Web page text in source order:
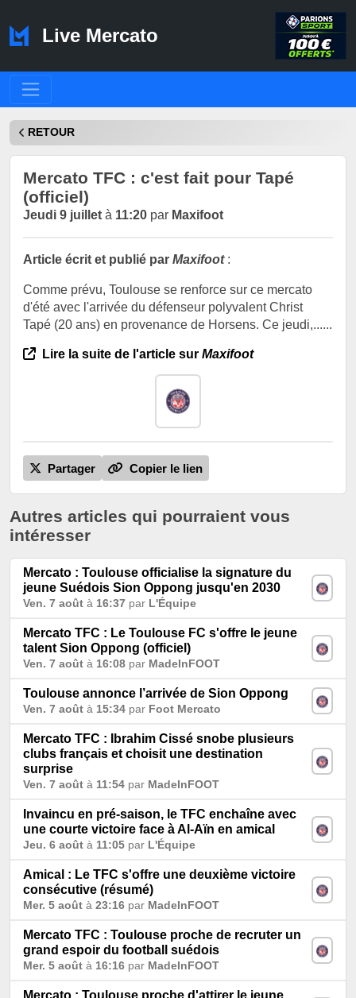
Live Mercato
RETOUR
Mercato TFC : c'est fait pour Tapé
(officiel)
Jeudi 9 juillet à 11:20 par Maxifoot
Article écrit et publié par Maxifoot:
Comme prévu, Toulouse se renforce sur ce mercato
d'été avec l'arrivée du défenseur polyvalent Christ
Tapé (20 ans) en provenance de Horsens. Ce jeudi,......
Lire la suite de l'article sur Maxifoot
Partager Copier le lien
Autres articles qui pourraient vous
intéresser
Mercato : Toulouse officialise la signature du
jeune Suédois Sion Oppong jusqu'en 2030
Ven. 7 août à 16:37 par L'Équipe
Mercato TFC : Le Toulouse FC s'offre le jeune
talent Sion Oppong (officiel)
Ven. 7 août à 16:08 par MadeInFOOT
Toulouse annonce l’arrivée de Sion Oppong
Ven. 7 août à 15:34 par Foot Mercato
Mercato TFC : Ibrahim Cissé snobe plusieurs
clubs français et choisit une destination
surprise
Ven. 7 août à 11:54 par MadeInFOOT
Invaincu en pré-saison, le TFC enchaîne avec
une courte victoire face à Al-Aïn en amical
Jeu. 6 août à 11:05 par L'Équipe
Amical : Le TFC s'offre une deuxième victoire
consécutive (résumé)
Mer. 5 août à 23:16 par MadeInFOOT
Mercato TFC : Toulouse proche de recruter un
grand espoir du football suédois
Mer. 5 août à 16:16 par MadeInFOOT
Mercato : Toulouse proche d'attirer le jeune